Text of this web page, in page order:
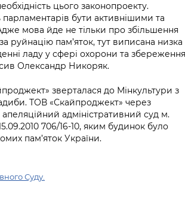
цього законопроекту.
бути активнішими та
мова йде не тільки про збільшення
руйнацію пам’яток, тут виписана низка
ладу у сфері охорони та збереження
Олександр Никоряк.
зверталася до Мінкультури з
ТОВ «Скайпроджект» через
адміністративний суд м.
706/16-10, яким будинок було
пам’яток України.
Суду.